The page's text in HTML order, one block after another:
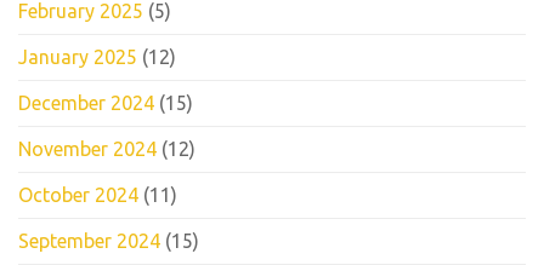
February 2025 (5)
January 2025 (12)
December 2024 (15)
November 2024 (12)
October 2024 (11)
September 2024 (15)